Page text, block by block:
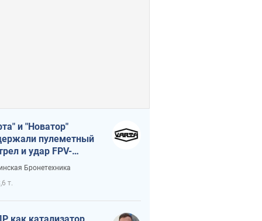
и "Новатор"
пулеметный
и удар FPV-
сохранив жизнь
Бронетехника
т.